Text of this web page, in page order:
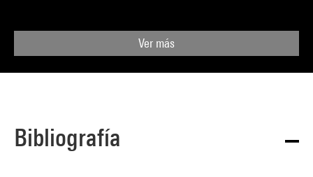
Ver más
Bibliografía